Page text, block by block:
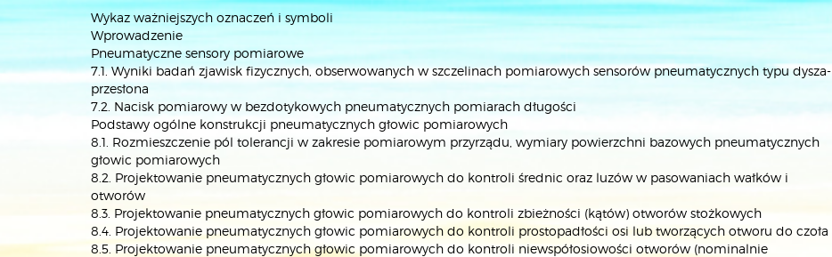
Wykaz ważniejszych oznaczeń i symboli
Wprowadzenie
Pneumatyczne sensory pomiarowe
7.1. Wyniki badań zjawisk fizycznych, obserwowanych w szczelinach pomiarowych sensorów pneumatycznych typu dysza-
przesłona
7.2. Nacisk pomiarowy w bezdotykowych pneumatycznych pomiarach długości
Podstawy ogólne konstrukcji pneumatycznych głowic pomiarowych
8.1. Rozmieszczenie pól tolerancji w zakresie pomiarowym przyrządu, wymiary powierzchni bazowych pneumatycznych
głowic pomiarowych
8.2. Projektowanie pneumatycznych głowic pomiarowych do kontroli średnic oraz luzów w pasowaniach wałków i
otworów
8.3. Projektowanie pneumatycznych głowic pomiarowych do kontroli zbieżności (kątów) otworów stożkowych
8.4. Projektowanie pneumatycznych głowic pomiarowych do kontroli prostopadłości osi lub tworzących otworu do czoła
8.5. Projektowanie pneumatycznych głowic pomiarowych do kontroli niewspółosiowości otworów (nominalnie